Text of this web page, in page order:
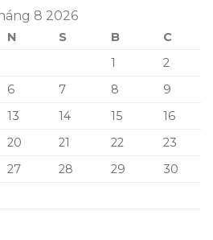
8 2026
N S B
C
1
2
6 7 8
9
13 14 15
16
20 21 22
23
27 28 29
30